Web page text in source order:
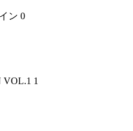
ン 0
VOL.1 1